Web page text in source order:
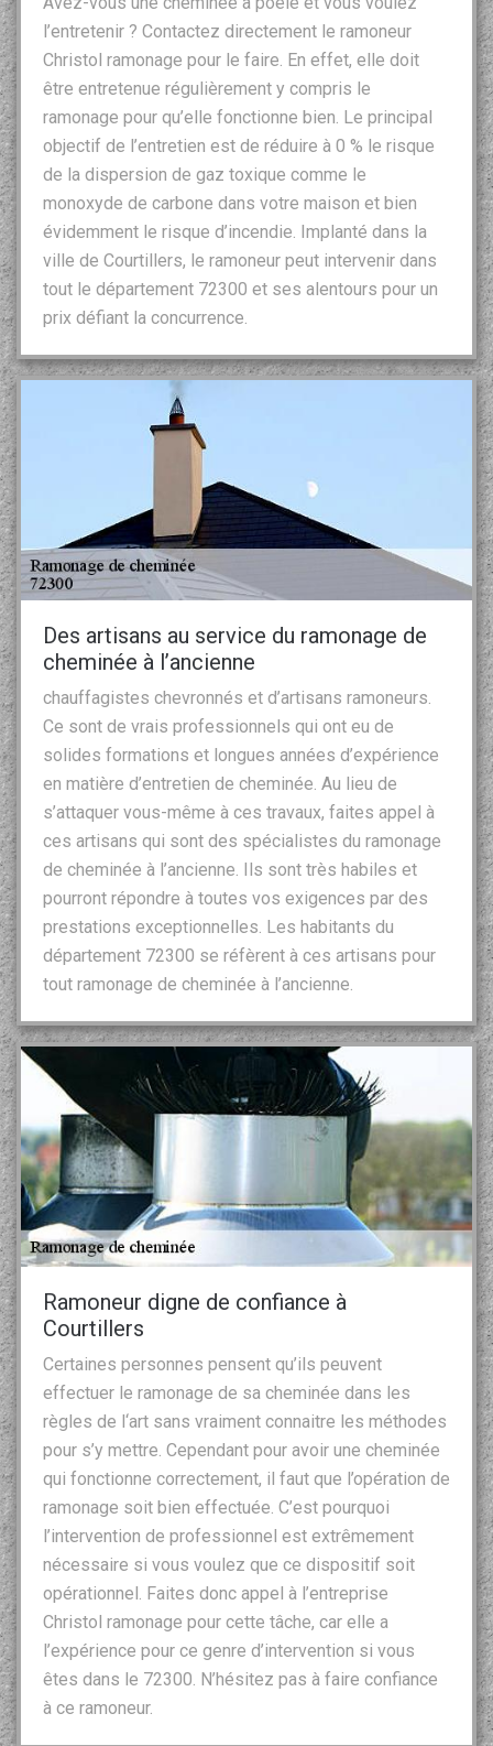
l’entretenir ? Contactez directement le ramoneur
Christol ramonage pour le faire. En effet, elle doit
être entretenue régulièrement y compris le
ramonage pour qu’elle fonctionne bien. Le principal
objectif de l’entretien est de réduire à 0 % le risque
de la dispersion de gaz toxique comme le
monoxyde de carbone dans votre maison et bien
évidemment le risque d’incendie. Implanté dans la
ville de Courtillers, le ramoneur peut intervenir dans
tout le département 72300 et ses alentours pour un
prix défiant la concurrence.
Des artisans au service du ramonage de
cheminée à l’ancienne
chauffagistes chevronnés et d’artisans ramoneurs.
Ce sont de vrais professionnels qui ont eu de
solides formations et longues années d’expérience
en matière d’entretien de cheminée. Au lieu de
s’attaquer vous-même à ces travaux, faites appel à
ces artisans qui sont des spécialistes du ramonage
de cheminée à l’ancienne. Ils sont très habiles et
pourront répondre à toutes vos exigences par des
prestations exceptionnelles. Les habitants du
département 72300 se réfèrent à ces artisans pour
tout ramonage de cheminée à l’ancienne.
Ramoneur digne de confiance à
Courtillers
Certaines personnes pensent qu’ils peuvent
effectuer le ramonage de sa cheminée dans les
règles de l‘art sans vraiment connaitre les méthodes
pour s’y mettre. Cependant pour avoir une cheminée
qui fonctionne correctement, il faut que l’opération de
ramonage soit bien effectuée. C’est pourquoi
l’intervention de professionnel est extrêmement
nécessaire si vous voulez que ce dispositif soit
opérationnel. Faites donc appel à l’entreprise
Christol ramonage pour cette tâche, car elle a
l’expérience pour ce genre d’intervention si vous
êtes dans le 72300. N’hésitez pas à faire confiance
à ce ramoneur.